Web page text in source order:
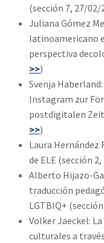
(sección 7, 27/02/
Juliana Gómez
latinoamericano
perspectiva
>>)
Svenja
Instagram zur
postdigitalen
>>)
Laura Hernández
de ELE (sección
Alberto Hijazo-
traducción
LGTBIQ+
Volker Jaeckel:
culturales a